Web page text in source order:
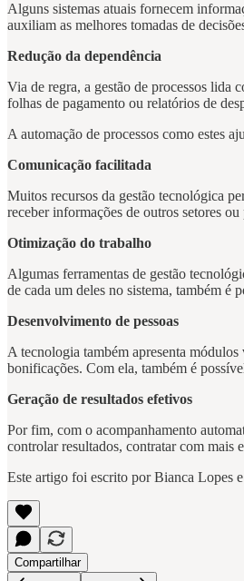
Alguns sistemas atuais fornecem
auxiliam as melhores tomadas de
Redução da dependência
Via de regra, a gestão de processos lida
folhas de pagamento ou relatórios de
A automação de processos como estes
Comunicação facilitada
Muitos recursos da gestão tecnológica
receber informações de outros setores
Otimização do trabalho
Algumas ferramentas de gestão
de cada um deles no sistema, também é
Desenvolvimento de pessoas
A tecnologia também apresenta módulos
bonificações. Com ela, também é
Geração de resultados efetivos
Por fim, com o acompanhamento
controlar resultados, contratar com mais
Este artigo foi escrito por Bianca Lopes
Compartilhar